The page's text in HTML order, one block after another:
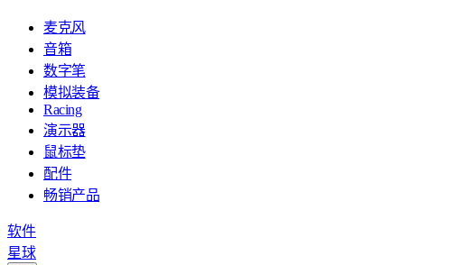
麦克风
音箱
数字笔
模拟装备
Racing
演示器
鼠标垫
配件
畅销产品
软件
星球